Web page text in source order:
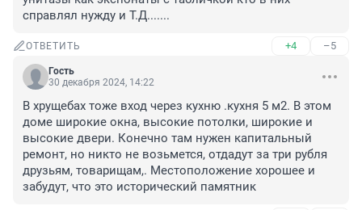
справлял нужду и Т.Д.......
ОТВЕТИТЬ +4 –5
Гость
30 декабря 2024, 14:22
В хрущебах тоже вход через кухню .кухня 5 м2. В этом
доме широкие окна, высокие потолки, широкие и
высокие двери. Конечно там нужен капитальный
ремонт, но никто не возьмется, отдадут за три рубля
друзьям, товарищам,. Местоположение хорошее и
забудут, что это исторический памятник